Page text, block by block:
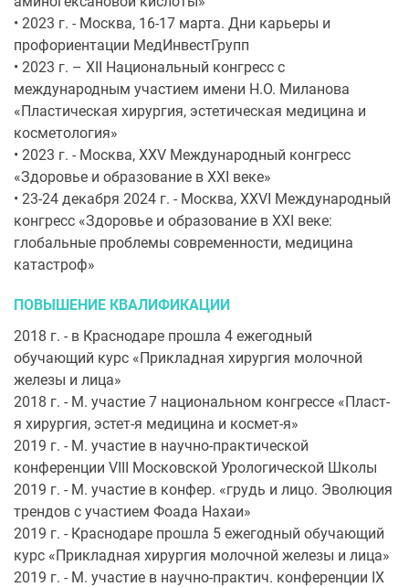
• 2023 г. - Москва, 16-17 марта. Дни карьеры и
профориентации МедИнвестГрупп
• 2023 г. – ХII Национальный конгресс с
международным участием имени Н.О. Миланова
«Пластическая хирургия, эстетическая медицина и
косметология»
• 2023 г. - Москва, XXV Международный конгресс
«Здоровье и образование в XXI веке»
• 23-24 декабря 2024 г. - Москва, XXVI Международный
конгресс «Здоровье и образование в XXI веке:
глобальные проблемы современности, медицина
катастроф»
ПОВЫШЕНИЕ КВАЛИФИКАЦИИ
2018 г. - в Краснодаре прошла 4 ежегодный
обучающий курс «Прикладная хирургия молочной
железы и лица»
2018 г. - М. участие 7 национальном конгрессе «Пласт-
я хирургия, эстет-я медицина и космет-я»
2019 г. - М. участие в научно-практической
конференции VIII Московской Урологической Школы
2019 г. - М. участие в конфер. «грудь и лицо. Эволюция
трендов с участием Фоада Нахаи»
2019 г. - Краснодаре прошла 5 ежегодный обучающий
курс «Прикладная хирургия молочной железы и лица»
2019 г. - М. участие в научно-практич. конференции IХ